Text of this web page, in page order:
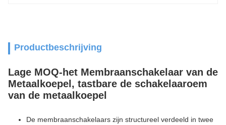
Productbeschrijving
Lage MOQ-het Membraanschakelaar van de
Metaalkoepel, tastbare de schakelaaroem
van de metaalkoepel
De membraanschakelaars zijn structureel verdeeld in twee